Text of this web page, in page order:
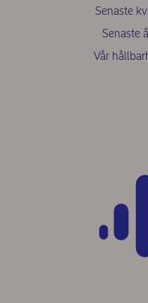
Senaste
Senaste
Vår